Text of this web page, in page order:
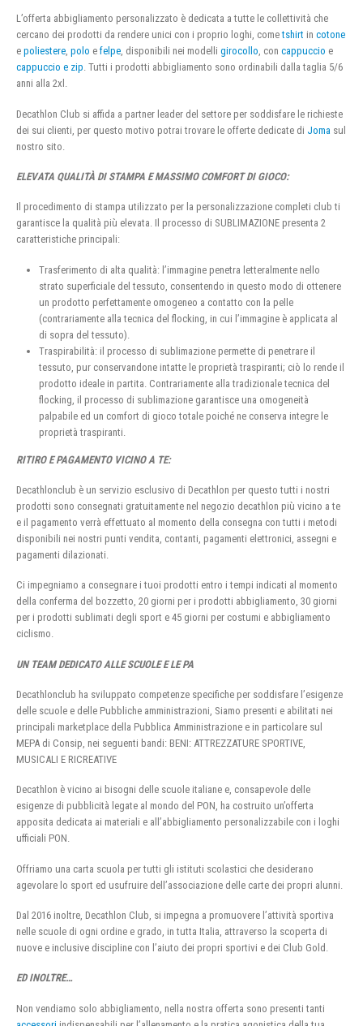
L’offerta abbigliamento personalizzato è dedicata a tutte le collettività che
cercano dei prodotti da rendere unici con i proprio loghi, cometshirt in cotone
e poliestere, polo e felpe, disponibili nei modelli girocollo, con cappuccio e
cappuccio e zip. Tutti i prodotti abbigliamento sono ordinabili dalla taglia 5/6
anni alla 2xl.
Decathlon Club si affida a partner leader del settore per soddisfare le richieste
dei sui clienti, per questo motivo potrai trovare le offerte dedicate di Joma sul
nostro sito.
ELEVATA QUALITÀ DI STAMPA E MASSIMO COMFORT DI GIOCO:
Il procedimento di stampa utilizzato per la personalizzazione completi club ti
garantisce la qualità più elevata. Il processo di SUBLIMAZIONE presenta 2
caratteristiche principali:
Trasferimento di alta qualità: l’immagine penetra letteralmente nello
strato superficiale del tessuto, consentendo in questo modo di ottenere
un prodotto perfettamente omogeneo a contatto con la pelle
(contrariamente alla tecnica del flocking, in cui l’immagine è applicata al
di sopra del tessuto).
Traspirabilità: il processo di sublimazione permette di penetrare il
tessuto, pur conservandone intatte le proprietà traspiranti; ciò lo rende il
prodotto ideale in partita. Contrariamente alla tradizionale tecnica del
flocking, il processo di sublimazione garantisce una omogeneità
palpabile ed un comfort di gioco totale poiché ne conserva integre le
proprietà traspiranti.
RITIRO E PAGAMENTO VICINO A TE:
Decathlonclub è un servizio esclusivo di Decathlon per questo tutti i nostri
prodotti sono consegnati gratuitamente nel negozio decathlon più vicino a te
e il pagamento verrà effettuato al momento della consegna con tutti i metodi
disponibili nei nostri punti vendita, contanti, pagamenti elettronici, assegni e
pagamenti dilazionati.
Ci impegniamo a consegnare i tuoi prodotti entro i tempi indicati al momento
della conferma del bozzetto, 20 giorni per i prodotti abbigliamento, 30 giorni
per i prodotti sublimati degli sport e 45 giorni per costumi e abbigliamento
ciclismo.
UN TEAM DEDICATO ALLE SCUOLE E LE PA
Decathlonclub ha sviluppato competenze specifiche per soddisfare l’esigenze
delle scuole e delle Pubbliche amministrazioni, Siamo presenti e abilitati nei
principali marketplace della Pubblica Amministrazione e in particolare sul
MEPA di Consip, nei seguenti bandi: BENI: ATTREZZATURE SPORTIVE,
MUSICALI E RICREATIVE
Decathlon è vicino ai bisogni delle scuole italiane e, consapevole delle
esigenze di pubblicità legate al mondo del PON, ha costruito un’offerta
apposita dedicata ai materiali e all’abbigliamento personalizzabile con i loghi
ufficiali PON.
Offriamo una carta scuola per tutti gli istituti scolastici che desiderano
agevolare lo sport ed usufruire dell’associazione delle carte dei propri alunni.
Dal 2016 inoltre, Decathlon Club, si impegna a promuovere l’attività sportiva
nelle scuole di ogni ordine e grado, in tutta Italia, attraverso la scoperta di
nuove e inclusive discipline con l’aiuto dei propri sportivi e dei Club Gold.
ED INOLTRE…
Non vendiamo solo abbigliamento, nella nostra offerta sono presenti tanti